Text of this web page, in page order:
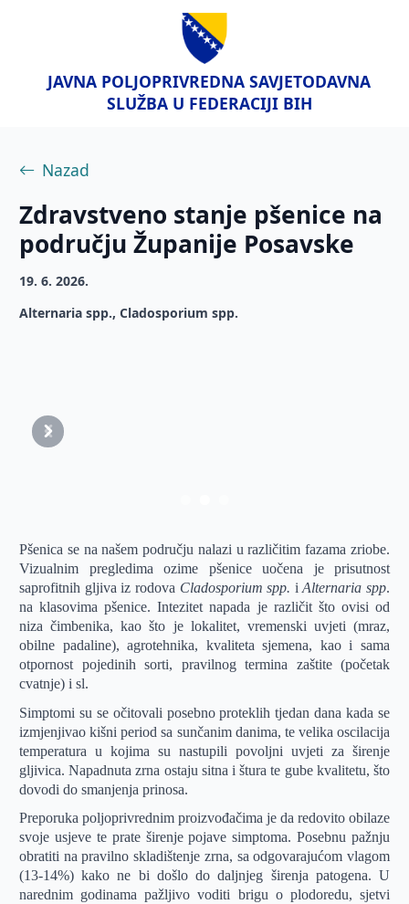
JAVNA POLJOPRIVREDNA SAVJETODAVNA
SLUŽBA U FEDERACIJI BIH
Nazad
Zdravstveno stanje pšenice na
području Županije Posavske
19. 6. 2026.
Alternaria spp., Cladosporium spp.
Prethodni
Sljedeći
Pšenica se na našem području nalazi u različitim fazama zriobe.
Vizualnim pregledima ozime pšenice uočena je prisutnost
saprofitnih gljiva iz rodova Cladosporium spp. iAlternaria spp.
na klasovima pšenice. Intezitet napada je različit što ovisi od
niza čimbenika, kao što je lokalitet, vremenski uvjeti (mraz,
obilne padaline), agrotehnika, kvaliteta sjemena, kao i sama
otpornost pojedinih sorti, pravilnog termina zaštite (početak
cvatnje) i sl.
Simptomi su se očitovali posebno proteklih tjedan dana kada se
izmjenjivao kišni period sa sunčanim danima, te velika oscilacija
temperatura u kojima su nastupili povoljni uvjeti za širenje
gljivica. Napadnuta zrna ostaju sitna i štura te gube kvalitetu, što
dovodi do smanjenja prinosa.
Preporuka poljoprivrednim proizvođačima je da redovito obilaze
svoje usjeve te prate širenje pojave simptoma. Posebnu pažnju
obratiti na pravilno skladištenje zrna, sa odgovarajućom vlagom
(13-14%) kako ne bi došlo do daljnjeg širenja patogena. U
narednim godinama pažljivo voditi brigu o plodoredu, sjetvi